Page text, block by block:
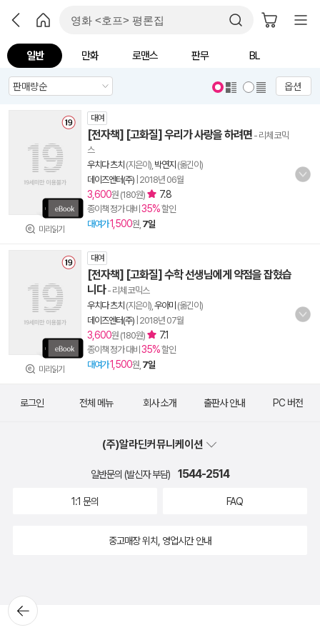
일반 만화 로맨스 판무 BL
옵션
미리읽기
대여
[전자책] [고화질] 우리가 사랑을 하려면 - 리체 코믹
스
우치다 츠치 (지은이), 박연지 (옮긴이)
데이즈엔터(주) 2018년 06월
3,600원 (180원) 7.8
종이책 정가 대비 35%할인
대여가1,500원, 7일
미리읽기
대여
[전자책] [고화질] 수학 선생님에게 약점을 잡혔습
니다- 리체 코믹스
우치다 츠치 (지은이), 우아미 (옮긴이)
데이즈엔터(주) 2018년 07월
3,600원 (180원) 7.1
종이책 정가 대비 35%할인
대여가1,500원, 7일
뒤로가
기
로그인 전체 메뉴 회사 소개 출판사 안내 PC 버전
(주)알라딘커뮤니케이션
일반문의 (발신자 부담) 1544-2514
1:1 문의 FAQ
중고매장 위치, 영업시간 안내